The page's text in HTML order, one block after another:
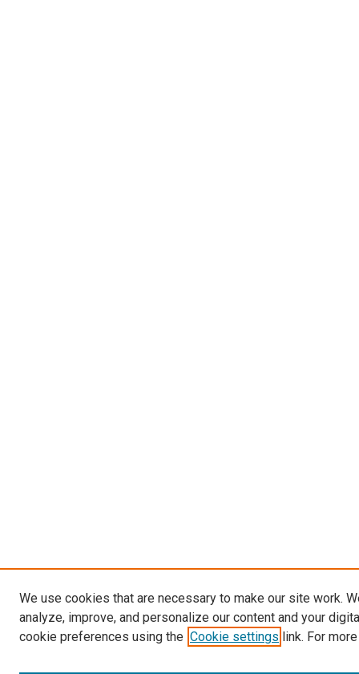
We use cookies that are necessary to make our site work.
analyze, improve, and personalize our content and your
cookie preferences using the Cookie settings link. For